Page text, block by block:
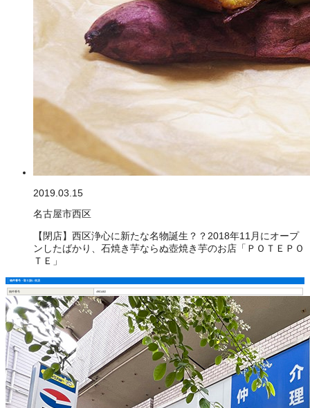
2019.03.15
名古屋市西区
【閉店】西区浄心に新たな名物誕生？？2018年11月にオープ
ンしたばかり、石焼き芋ならぬ壺焼き芋のお店「ＰＯＴＥＰＯ
ＴＥ」
物件番号・取り扱い支店
物件番号 4901482